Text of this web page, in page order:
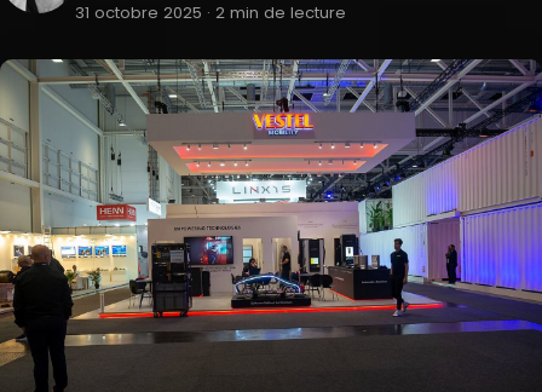
31 octobre 2025 · 2 min de lecture